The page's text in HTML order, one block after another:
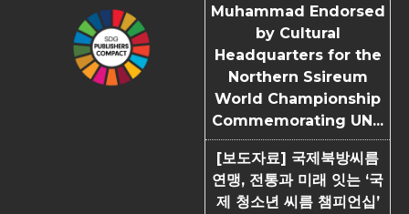
Muhammad Endorsed
by Cultural
Headquarters for the
Northern Ssireum
World Championship
Commemorating UN...
[보도자료] 국제북방씨름
연맹, 전통과 미래 잇는 ‘국
제 청소년 씨름 챔피언십’